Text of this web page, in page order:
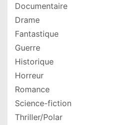
Documentaire
Drame
Fantastique
Guerre
Historique
Horreur
Romance
Science-fiction
Thriller/Polar